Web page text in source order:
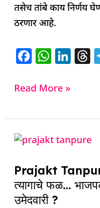
तसेच तांबे काय निर्णय
ठरणार आहे.
F
c
b
o
o
k
W
at
A
p
p
Li
dI
n
T
d
s
Read More »
Prajakt Tanpure
त्यागाचे फळ…
उमेदवारी ?
Prajakt
:
तनपुरे
यांच्या